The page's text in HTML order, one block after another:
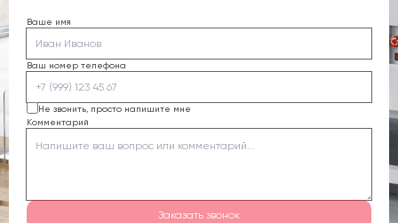
Ваше имя
Ваш номер телефона
Не звонить, просто напишите мне
Комментарий
Заказать звонок